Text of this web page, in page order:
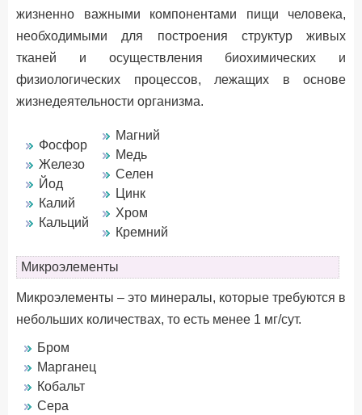
жизненно важными компонентами пищи человека,
необходимыми для построения структур живых
тканей и осуществления биохимических и
физиологических процессов, лежащих в основе
жизнедеятельности организма.
Фосфор
Железо
Йод
Калий
Кальций
Магний
Медь
Селен
Цинк
Хром
Кремний
Микроэлементы
Микроэлементы – это минералы, которые требуются в
небольших количествах, то есть менее 1 мг/сут.
Бром
Марганец
Кобальт
Сера